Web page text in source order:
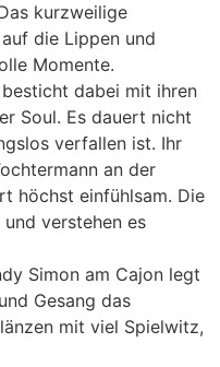
kurzweilige
die Lippen und
Momente.
dabei mit ihren
Soul. Es dauert nicht
verfallen ist. Ihr
an der
höchst einfühlsam. Die
verstehen es
Simon am Cajon legt
Gesang das
mit viel Spielwitz,